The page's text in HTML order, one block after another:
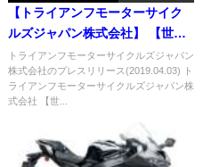
【トライアンフモーターサイク
ルズジャパン株式会社】 【世界
限定モデル】新型THRUXTON
TFC、T120 ACE/DIAMOND
EDITION を４月１３日（土）よ
トライアンフモーターサイクルズジャパン
株式会社のプレスリリース(2019.04.03) ト
ライアンフモーターサイクルズジャパン株
式会社 【世...